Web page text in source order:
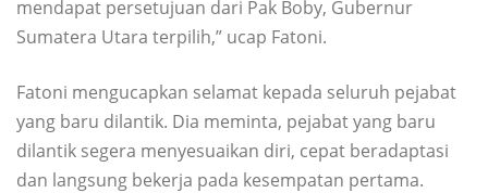
mendapat persetujuan dari Pak Boby, Gubernur
Sumatera Utara terpilih,” ucap Fatoni.
Fatoni mengucapkan selamat kepada seluruh pejabat
yang baru dilantik. Dia meminta, pejabat yang baru
dilantik segera menyesuaikan diri, cepat beradaptasi
dan langsung bekerja pada kesempatan pertama.